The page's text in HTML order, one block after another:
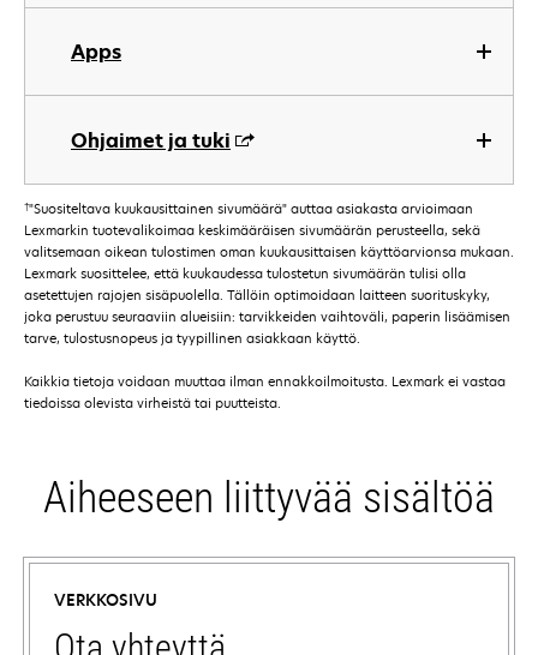
Apps
Ohjaimet ja tuki
†"Suositeltava kuukausittainen sivumäärä" auttaa asiakasta arvioimaan
Lexmarkin tuotevalikoimaa keskimääräisen sivumäärän perusteella, sekä
valitsemaan oikean tulostimen oman kuukausittaisen käyttöarvionsa mukaan.
Lexmark suosittelee, että kuukaudessa tulostetun sivumäärän tulisi olla
asetettujen rajojen sisäpuolella. Tällöin optimoidaan laitteen suorituskyky,
joka perustuu seuraaviin alueisiin: tarvikkeiden vaihtoväli, paperin lisäämisen
tarve, tulostusnopeus ja tyypillinen asiakkaan käyttö.
Kaikkia tietoja voidaan muuttaa ilman ennakkoilmoitusta. Lexmark ei vastaa
tiedoissa olevista virheistä tai puutteista.
Aiheeseen liittyvää sisältöä
VERKKOSIVU